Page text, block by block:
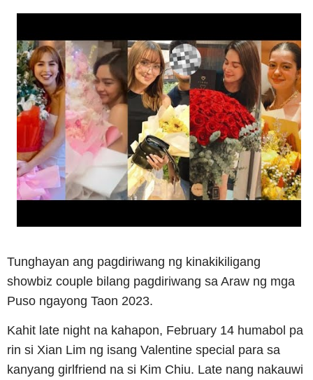
Tunghayan ang pagdiriwang ng kinakikiligang
showbiz couple bilang pagdiriwang sa Araw ng mga
Puso ngayong Taon 2023.
Kahit late night na kahapon, February 14 humabol pa
rin si Xian Lim ng isang Valentine special para sa
kanyang girlfriend na si Kim Chiu. Late nang nakauwi